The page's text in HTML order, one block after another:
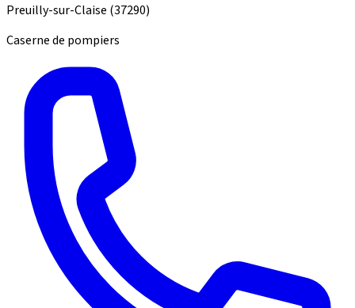
Preuilly-sur-Claise (37290)
Caserne de pompiers